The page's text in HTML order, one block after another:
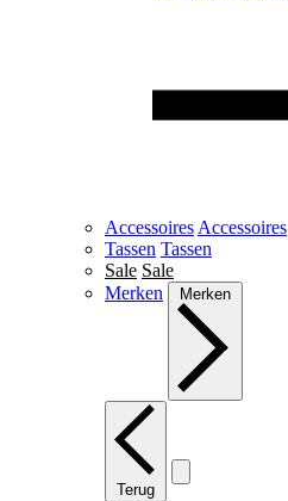
Accessoires Accessoires
Tassen Tassen
Sale Sale
Merken
Merken
Terug